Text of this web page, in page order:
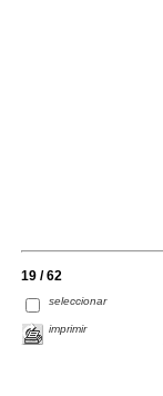
19 / 62
seleccionar
imprimir